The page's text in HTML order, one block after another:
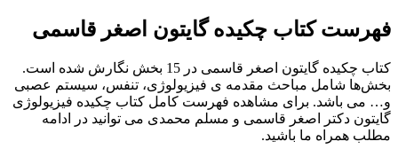
فهرست کتاب چکیده گایتون اصغر قاسمی
کتاب چکیده گایتون اصغر قاسمی در 15 بخش نگارش شده است.
بخش‌ها شامل مباحث مقدمه ی فیزیولوژی، تنفس، سیستم عصبی
و… می باشد. برای مشاهده فهرست کامل کتاب چکیده فیزیولوژی
گایتون دکتر اصغر قاسمی و مسلم محمدی می توانید در ادامه
مطلب همراه ما باشید.